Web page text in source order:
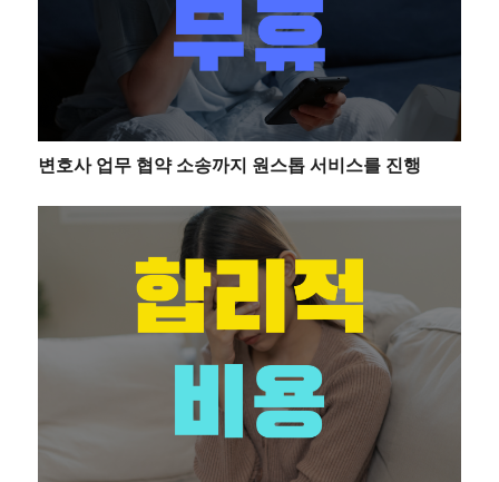
변호사 업무 협약 소송까지 원스톱 서비스를 진행